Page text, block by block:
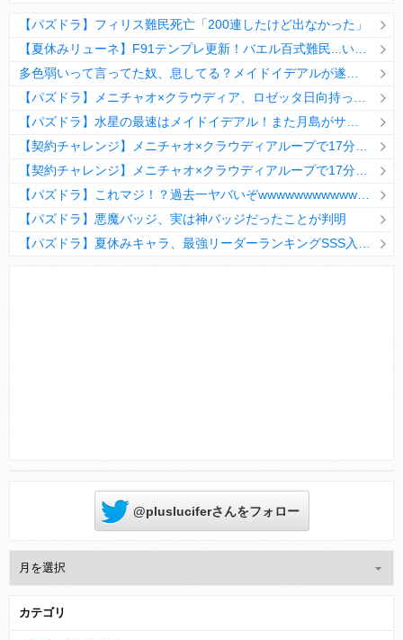
【パズドラ】フィリス難民死亡「200連したけど出なかった」
【パズドラ】悪魔バッジ、実は神バッジだったことが判明
@plusluciferさんをフォロー
カテゴリ